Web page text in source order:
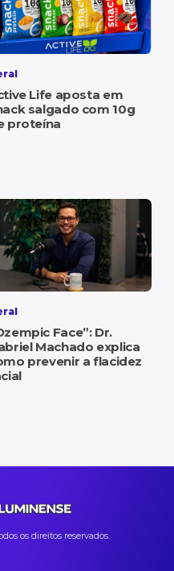
Life aposta em
salgado com 10g
proteína
Face”: Dr.
Machado explica
prevenir a flacidez
os direitos reservados.